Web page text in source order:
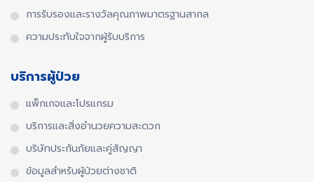
การรับรองและรางวัลคุณภาพมาตรฐานสากล​
ความประทับใจจากผู้รับบริการ
บริการผู้ป่วย
แพ็กเกจและโปรแกรม
บริการและสิ่งอำนวยความสะดวก
บริษัทประกันภัยและคู่สัญญา
ข้อมูลสำหรับผู้ป่วยต่างชาติ